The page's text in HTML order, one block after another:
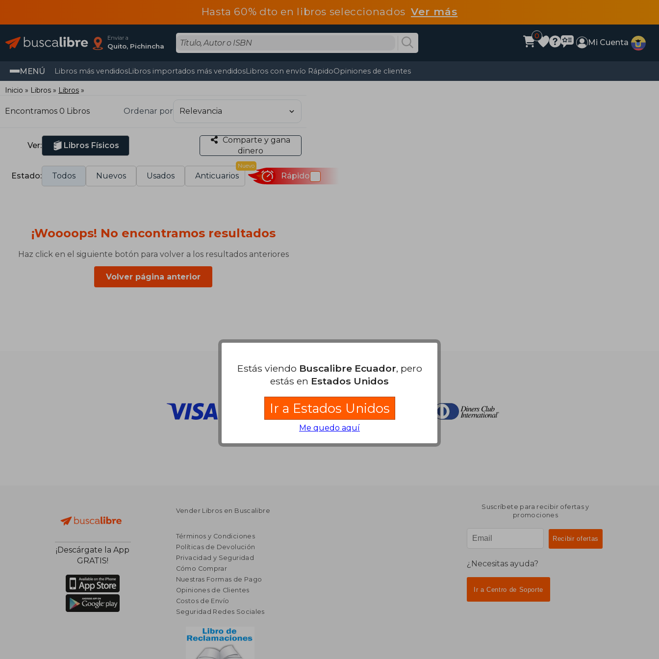
Hasta 60% dto en libros seleccionadosVer más
Enviar a
Quito, Pichincha
0
Mi Cuenta
MENÚ Libros más vendidosLibros importados más vendidosLibros con envío RápidoOpiniones de clientes
Inicio Libros Libros
Encontramos 0 Libros Ordenar por
Ver: Libros Físicos
Comparte y gana
dinero
Estado: Todos Nuevos Usados Anticuarios
Nuevo
Rápido
¡Woooops! No encontramos resultados
Haz click en el siguiente botón para volver a los resultados anteriores
Volver página anterior
Nuestras Formas de Pago
¡Descárgate la App
GRATIS!
Vender Libros en Buscalibre
Términos y Condiciones
Políticas de Devolución
Privacidad y Seguridad
Cómo Comprar
Nuestras Formas de Pago
Opiniones de Clientes
Costos de Envío
Seguridad Redes Sociales
Suscríbete para recibir ofertas y
promociones
¿Necesitas ayuda?
Ir a Centro de Soporte
Estás viendo Buscalibre Ecuador, pero
estás en Estados Unidos
Ir a Estados Unidos
Me quedo aquí